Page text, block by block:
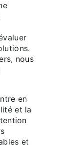
nous
en
et la
et